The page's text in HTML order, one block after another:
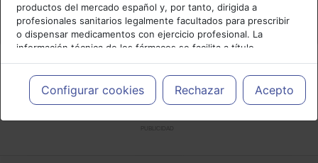
Cancelar
productos del mercado español y, por tanto, dirigida a
profesionales sanitarios legalmente facultados para prescribir
o dispensar medicamentos con ejercicio profesional. La
información técnica de los fármacos se facilita a título
meramente informativo, siendo responsabilidad de los
profesionales facultados prescribir medicamentos y decidir, en
cada caso concreto, el tratamiento más adecuado a las
necesidades del paciente.
Configurar cookies Rechazar Acepto